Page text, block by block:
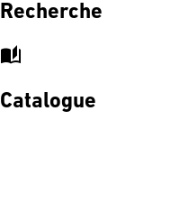
Recherche
auto_stories
Catalogue